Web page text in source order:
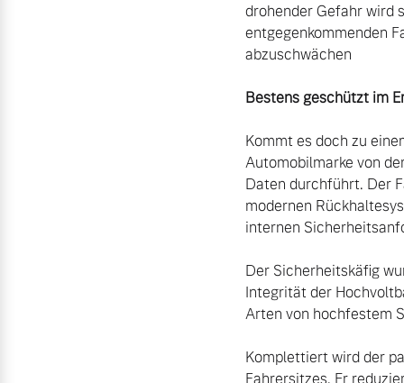
drohender Gefahr wird
entgegenkommenden
abzuschwächen
Bestens geschützt im
Kommt es doch zu
Automobilmarke von
Daten durchführt. Der
modernen
internen
Der Sicherheitskäfig
Integrität der
Arten von hochfestem
Komplettiert wird der
Fahrersitzes. Er